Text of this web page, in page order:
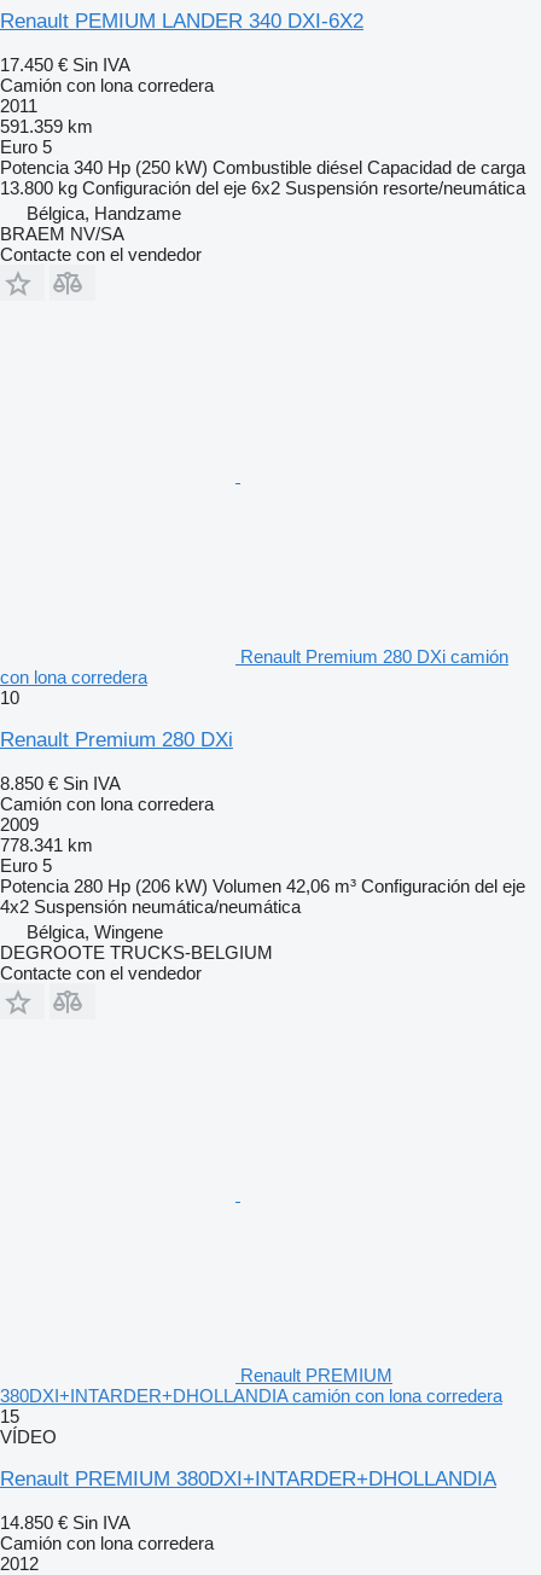
Renault PEMIUM LANDER 340 DXI-6X2
17.450 € Sin IVA
Camión con lona corredera
2011
591.359 km
Euro 5
Potencia 340 Hp (250 kW) Combustible diésel Capacidad de carga
13.800 kg Configuración del eje 6x2 Suspensión resorte/neumática
Bélgica, Handzame
BRAEM NV/SA
Contacte con el vendedor
Renault Premium 280 DXi camión
con lona corredera
10
Renault Premium 280 DXi
8.850 € Sin IVA
Camión con lona corredera
2009
778.341 km
Euro 5
Potencia 280 Hp (206 kW) Volumen 42,06 m³ Configuración del eje
4x2 Suspensión neumática/neumática
Bélgica, Wingene
DEGROOTE TRUCKS-BELGIUM
Contacte con el vendedor
Renault PREMIUM
380DXI+INTARDER+DHOLLANDIA camión con lona corredera
15
VÍDEO
Renault PREMIUM 380DXI+INTARDER+DHOLLANDIA
14.850 € Sin IVA
Camión con lona corredera
2012